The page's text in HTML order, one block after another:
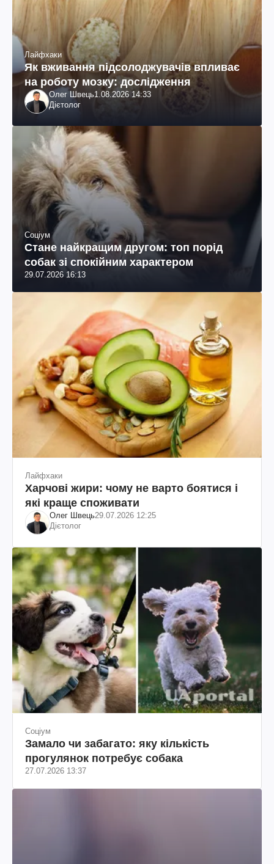
Лайфхаки
Як вживання підсолоджувачів впливає
на роботу мозку: дослідження
Олег Швець1.08.2026 14:33
Дієтолог
Соціум
Стане найкращим другом: топ порід
собак зі спокійним характером
29.07.2026 16:13
Лайфхаки
Харчові жири: чому не варто боятися і
які краще споживати
Олег Швець29.07.2026 12:25
Дієтолог
Соціум
Замало чи забагато: яку кількість
прогулянок потребує собака
27.07.2026 13:37